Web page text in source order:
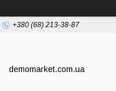
+380 (68) 213-38-87
demomarket.com.ua